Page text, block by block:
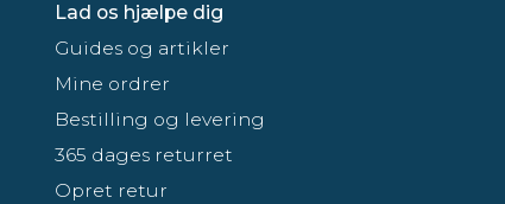
Lad os hjælpe dig
Guides og artikler
Mine ordrer
Bestilling og levering
365 dages returret
Opret retur